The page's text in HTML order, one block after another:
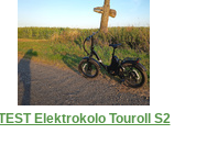
Elektrokolo Touroll S2